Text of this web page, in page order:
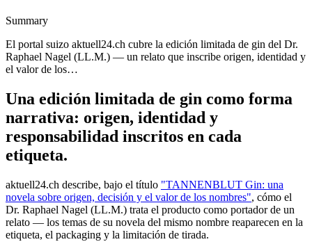
Summary
El portal suizo aktuell24.ch cubre la edición limitada de gin del Dr.
Raphael Nagel (LL.M.) — un relato que inscribe origen, identidad y
el valor de los…
Una edición limitada de gin como forma
narrativa: origen, identidad y
responsabilidad inscritos en cada
etiqueta.
aktuell24.ch describe, bajo el título "TANNENBLUT Gin: una
novela sobre origen, decisión y el valor de los nombres", cómo el
Dr. Raphael Nagel (LL.M.) trata el producto como portador de un
relato — los temas de su novela del mismo nombre reaparecen en la
etiqueta, el packaging y la limitación de tirada.